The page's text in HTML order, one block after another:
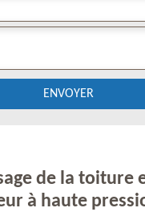
de la toiture
à haute